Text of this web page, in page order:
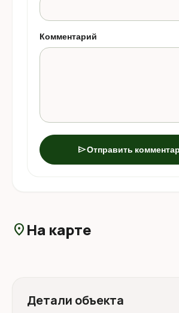
Комментарий
sendОтправить
location_on На карте
Детали объекта